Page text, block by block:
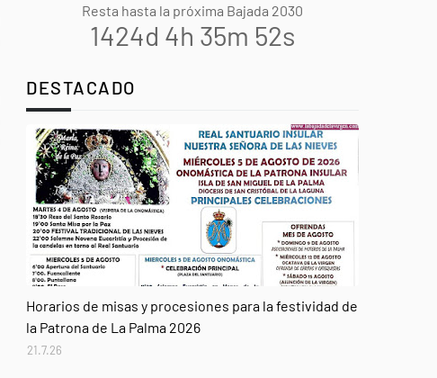
Resta hasta la próxima Bajada 2030
1424d 4h 35m 51s
DESTACADO
Horarios de misas y procesiones para la festividad de
la Patrona de La Palma 2026
21.7.26